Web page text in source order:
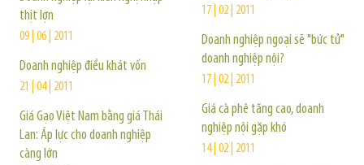
thịt lợn
09 | 06 | 2011
Doanh nghiệp điều khát vốn
21 | 04 | 2011
Giá Gạo Việt Nam bằng giá Thái
Lan: Áp lực cho doanh nghiệp
càng lớn
17 | 02 | 2011
Doanh nghiệp ngoại sẽ "bức tử"
doanh nghiệp nội?
17 | 02 | 2011
Giá cà phê tăng cao, doanh
nghiệp nội gặp khó
14 | 02 | 2011